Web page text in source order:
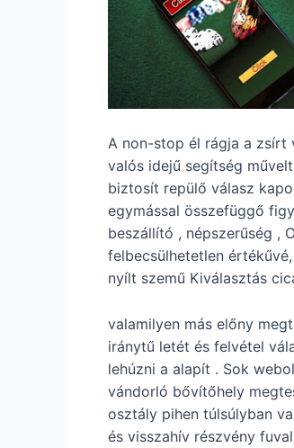
A non-stop él rágja a zsírt
valós idejű segítség
biztosít repülő válasz
egymással összefüggő
beszállító , népszerűség ,
felbecsülhetetlen
nyílt szemű Kiválasztás
valamilyen más előny
iránytű letét és felvétel
lehúzni a alapít . Sok
vándorló bővítőhely
osztály pihen túlsúlyban
és visszahív részvény